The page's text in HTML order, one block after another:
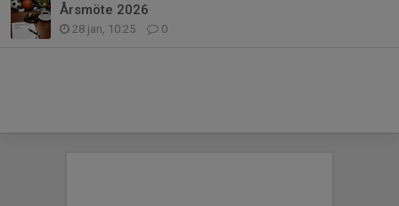
Årsmöte 2026
28 jan, 10:25 0